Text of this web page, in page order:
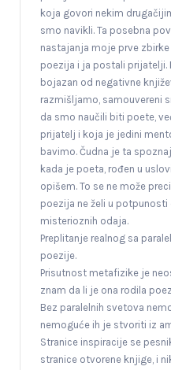
koja govori nekim
smo navikli. Ta posebna
nastajanja moje prve
poezija i ja postali prijatelji.
bojazan od negativne
razmišljamo, samouvereni
da smo naučili biti poete,
prijatelj i koja je jedini
bavimo. Čudna je ta
kada je poeta, rođen u
opišem. To se ne može
poezija ne želi u
misterioznih odaja.
Preplitanje realnog sa
poezije.
Prisutnost metafizike je
znam da li je ona rodila
Bez paralelnih svetova
nemoguće ih je stvoriti iz
Stranice inspiracije se
stranice otvorene knjige, i